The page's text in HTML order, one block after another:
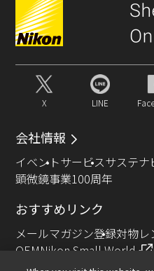
X LINE
会社情報
イベントサービスサステナ
顕微鏡事業100周年
おすすめリンク
メールマガジン登録対物レ
OEMNikon Small World
NIKON JOICO AWARD